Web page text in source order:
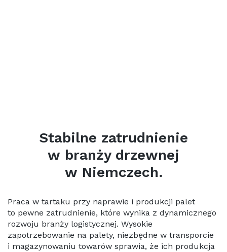
Stabilne zatrudnienie
w branży drzewnej
w Niemczech.
Praca w tartaku przy naprawie i produkcji palet
to pewne zatrudnienie, które wynika z dynamicznego
rozwoju branży logistycznej. Wysokie
zapotrzebowanie na palety, niezbędne w transporcie
i magazynowaniu towarów sprawia, że ich produkcja